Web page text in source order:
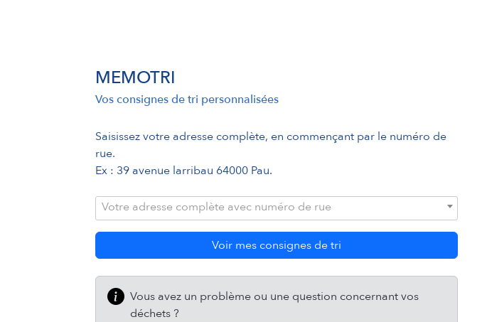
MEMOTRI
Vos consignes de tri personnalisées
Saisissez votre adresse complète, en commençant par le numéro de
rue.
Ex : 39 avenue larribau 64000 Pau.
Votre adresse complète avec numéro de rue
Voir mes consignes de tri
Vous avez un problème ou une question concernant vos
déchets ?